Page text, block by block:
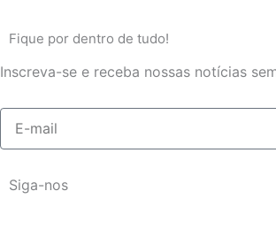
Fique por dentro de tudo!
Inscreva-se e receba nossas notícias
Siga-nos